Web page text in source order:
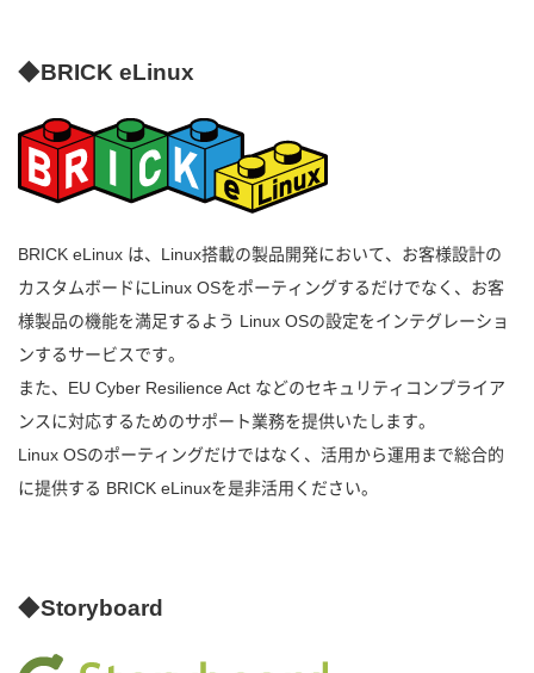
◆BRICK eLinux
BRICK eLinux は、Linux搭載の製品開発において、お客様設計の
カスタムボードにLinux OSをポーティングするだけでなく、お客
様製品の機能を満足するよう Linux OSの設定をインテグレーショ
ンするサービスです。
また、EU Cyber Resilience Act などのセキュリティコンプライア
ンスに対応するためのサポート業務を提供いたします。
Linux OSのポーティングだけではなく、活用から運用まで総合的
に提供する BRICK eLinuxを是非活用ください。
◆Storyboard